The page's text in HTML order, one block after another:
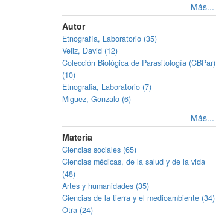
Más...
Autor
Etnografía, Laboratorio (35)
Veliz, David (12)
Colección Biológica de Parasitología (CBPar)
(10)
Etnografia, Laboratorio (7)
Miguez, Gonzalo (6)
Más...
Materia
Ciencias sociales (65)
Ciencias médicas, de la salud y de la vida
(48)
Artes y humanidades (35)
Ciencias de la tierra y el medioambiente (34)
Otra (24)